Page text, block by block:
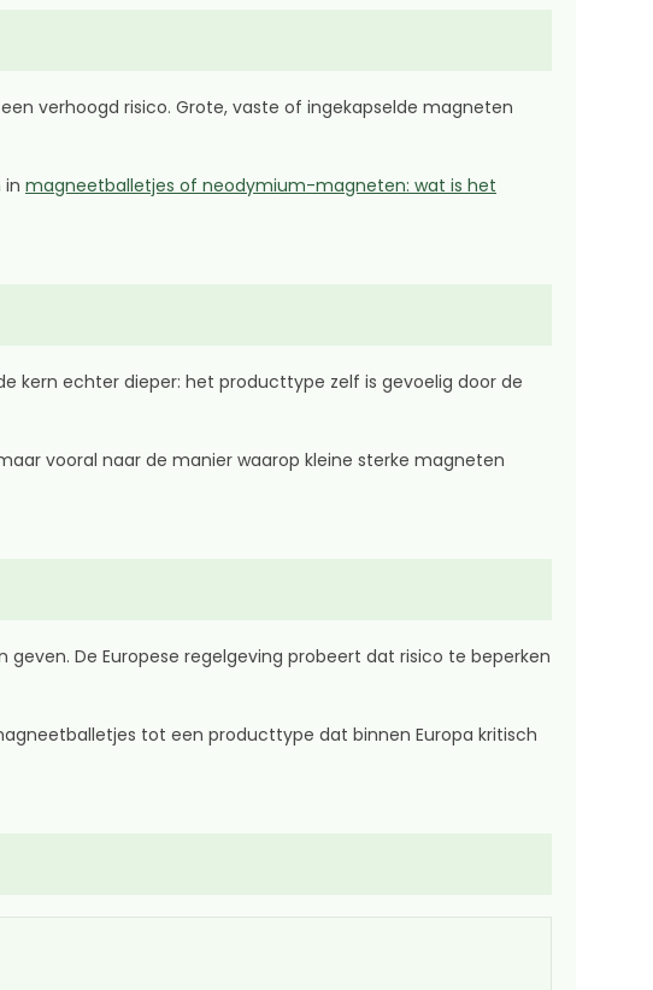
verhoogd risico. Grote, vaste of ingekapselde magneten
in magneetballetjes of neodymium-magneten: wat is het
kern echter dieper: het producttype zelf is gevoelig door de
vooral naar de manier waarop kleine sterke magneten
De Europese regelgeving probeert dat risico te beperken
tot een producttype dat binnen Europa kritisch